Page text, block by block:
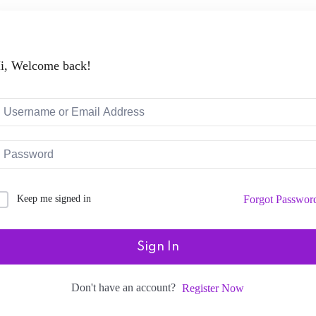
Welcome back!
Keep me signed in Forgot
Sign In
Don't have an account? Register Now